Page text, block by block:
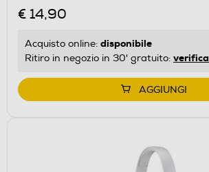
€ 14,90
Acquisto online: disponibile
Ritiro in negozio in 30' gratuito: verifica
AGGIUNGI